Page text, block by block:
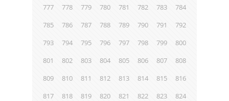
777
778 779 780 781 782 783
784
785
786 787 788 789 790 791
792
793
794 795 796 797 798 799
800
801
802 803 804 805 806 807
808
809
810 811 812 813 814 815
816
817
818 819 820 821 822 823
824